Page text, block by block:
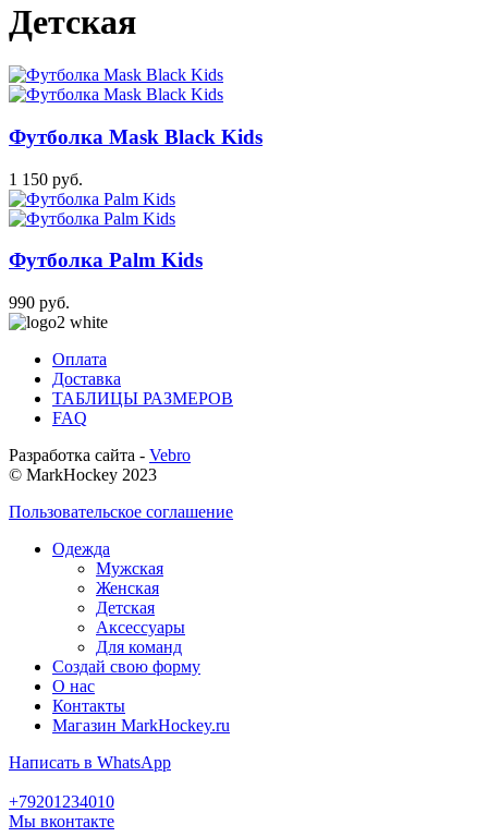
Детская
Футболка Mask Black Kids
1 150 руб.
Футболка Palm Kids
990 руб.
Оплата
Доставка
ТАБЛИЦЫ РАЗМЕРОВ
FAQ
Разработка сайта - Vebro
© MarkHockey 2023
Пользовательское соглашение
Одежда
Мужская
Женская
Детская
Аксессуары
Для команд
Создай свою форму
О нас
Контакты
Магазин MarkHockey.ru
Написать в WhatsApp
+79201234010
Мы вконтакте